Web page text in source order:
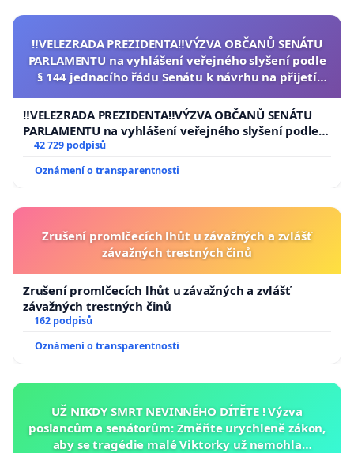
‼️VELEZRADA PREZIDENTA‼️VÝZVA OBČANŮ SENÁTU
PARLAMENTU na vyhlášení veřejného slyšení podle
§ 144 jednacího řádu Senátu k návrhu na přijetí
republiky
‼️VELEZRADA PREZIDENTA‼️VÝZVA OBČANŮ SENÁTU
PARLAMENTU na vyhlášení veřejného slyšení podle §
144 jednacího řádu Senátu k návrhu na přijetí
republiky
42 729 podpisů
Oznámení o transparentnosti
Zrušení promlčecích lhůt u závažných a zvlášť
závažných trestných činů
Zrušení promlčecích lhůt u závažných a zvlášť
závažných trestných činů
162 podpisů
Oznámení o transparentnosti
UŽ NIKDY SMRT NEVINNÉHO DÍTĚTE ! Výzva
poslancům a senátorům: Změňte urychleně zákon,
aby se tragédie malé Viktorky už nemohla